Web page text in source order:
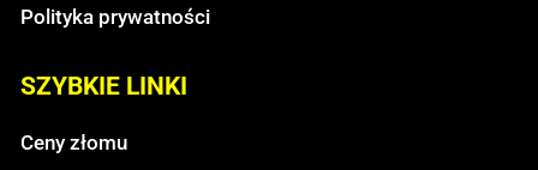
Polityka prywatności
SZYBKIE LINKI
Ceny złomu